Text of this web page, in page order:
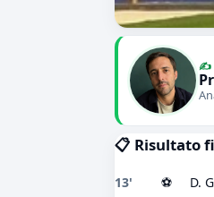
✍️ I
📋 Risultato
13' ⚽ D.